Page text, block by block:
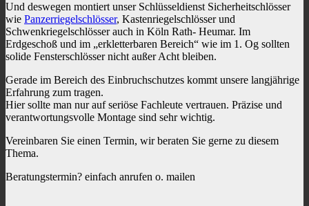
Und deswegen montiert unser Schlüsseldienst Sicherheitschlösser
wie Panzerriegelschlösser, Kastenriegelschlösser und
Schwenkriegelschlösser auch in Köln Rath- Heumar. Im
Erdgeschoß und im „erkletterbaren Bereich“ wie im 1. Og sollten
solide Fensterschlösser nicht außer Acht bleiben.
Gerade im Bereich des Einbruchschutzes kommt unsere langjährige
Erfahrung zum tragen.
Hier sollte man nur auf seriöse Fachleute vertrauen. Präzise und
verantwortungsvolle Montage sind sehr wichtig.
Vereinbaren Sie einen Termin, wir beraten Sie gerne zu diesem
Thema.
Beratungstermin? einfach anrufen o. mailen